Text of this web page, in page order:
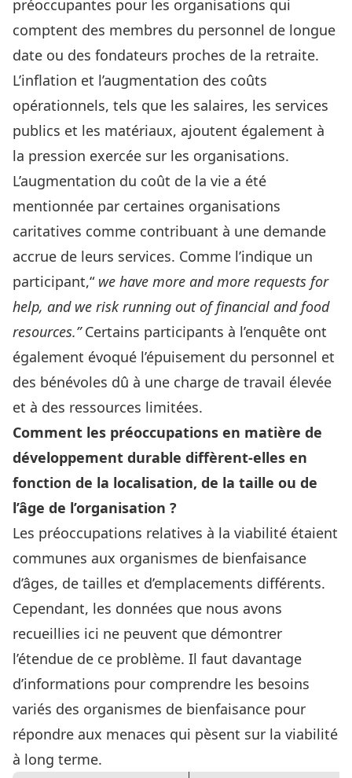
préoccupantes pour les organisations qui
comptent des membres du personnel de longue
date ou des fondateurs proches de la retraite.
L’inflation et l’augmentation des coûts
opérationnels, tels que les salaires, les services
publics et les matériaux, ajoutent également à
la pression exercée sur les organisations.
L’augmentation du coût de la vie a été
mentionnée par certaines organisations
caritatives comme contribuant à une demande
accrue de leurs services. Comme l’indique un
participant,“we have more and more requests for
help, and we risk running out of financial and food
resources.”Certains participants à l’enquête ont
également évoqué l’épuisement du personnel et
des bénévoles dû à une charge de travail élevée
et à des ressources limitées.
Comment les préoccupations en matière de
développement durable diffèrent-elles en
fonction de la localisation, de la taille ou de
l’âge de l’organisation ?
Les préoccupations relatives à la viabilité étaient
communes aux organismes de bienfaisance
d’âges, de tailles et d’emplacements différents.
Cependant, les données que nous avons
recueillies ici ne peuvent que démontrer
l’étendue de ce problème. Il faut davantage
d’informations pour comprendre les besoins
variés des organismes de bienfaisance pour
répondre aux menaces qui pèsent sur la viabilité
à long terme.